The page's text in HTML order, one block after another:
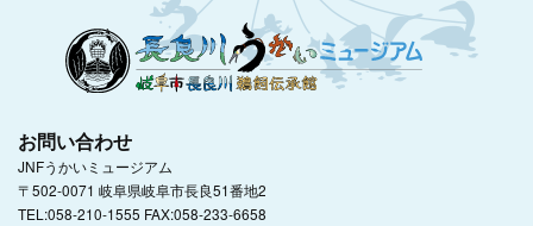
お問い合わせ
JNFうかいミュージアム
〒502-0071 岐阜県岐阜市長良51番地2
TEL:058-210-1555 FAX:058-233-6658